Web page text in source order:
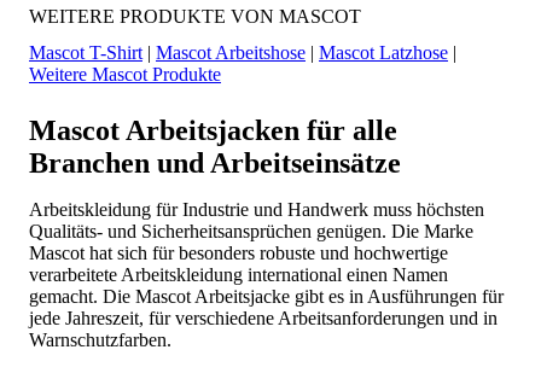
WEITERE PRODUKTE VON MASCOT
Mascot T-Shirt | Mascot Arbeitshose | Mascot Latzhose |
Weitere Mascot Produkte
Mascot Arbeitsjacken für alle
Branchen und Arbeitseinsätze
Arbeitskleidung für Industrie und Handwerk muss höchsten
Qualitäts- und Sicherheitsansprüchen genügen. Die Marke
Mascot hat sich für besonders robuste und hochwertige
verarbeitete Arbeitskleidung international einen Namen
gemacht. Die Mascot Arbeitsjacke gibt es in Ausführungen für
jede Jahreszeit, für verschiedene Arbeitsanforderungen und in
Warnschutzfarben.